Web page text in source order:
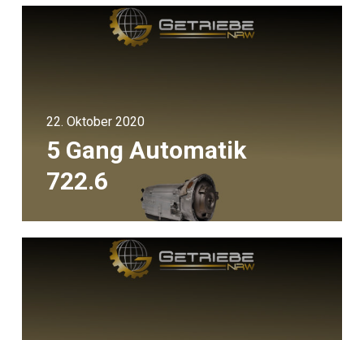
22. Oktober 2020
5 Gang Automatik
722.6